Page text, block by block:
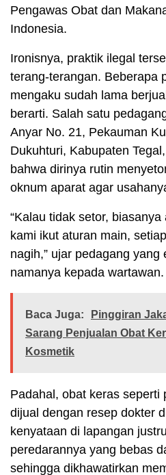
Pengawas Obat dan
Indonesia.
Ironisnya, praktik ilegal
terang-terangan. Beberapa
mengaku sudah lama
berarti. Salah satu
Anyar No. 21, Pekauman
Dukuhturi, Kabupaten
bahwa dirinya rutin
oknum aparat agar
“Kalau tidak setor,
kami ikut aturan main,
nagih,” ujar pedagang yang
namanya kepada wartawan.
Baca Juga:
Pinggiran
Sarang Penjualan Obat
Kosmetik
Padahal, obat keras seperti
dijual dengan resep dokter
kenyataan di lapangan
peredarannya yang bebas
sehingga dikhawatirkan